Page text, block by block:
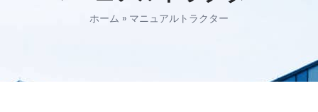
ホーム » マニュアルトラクター